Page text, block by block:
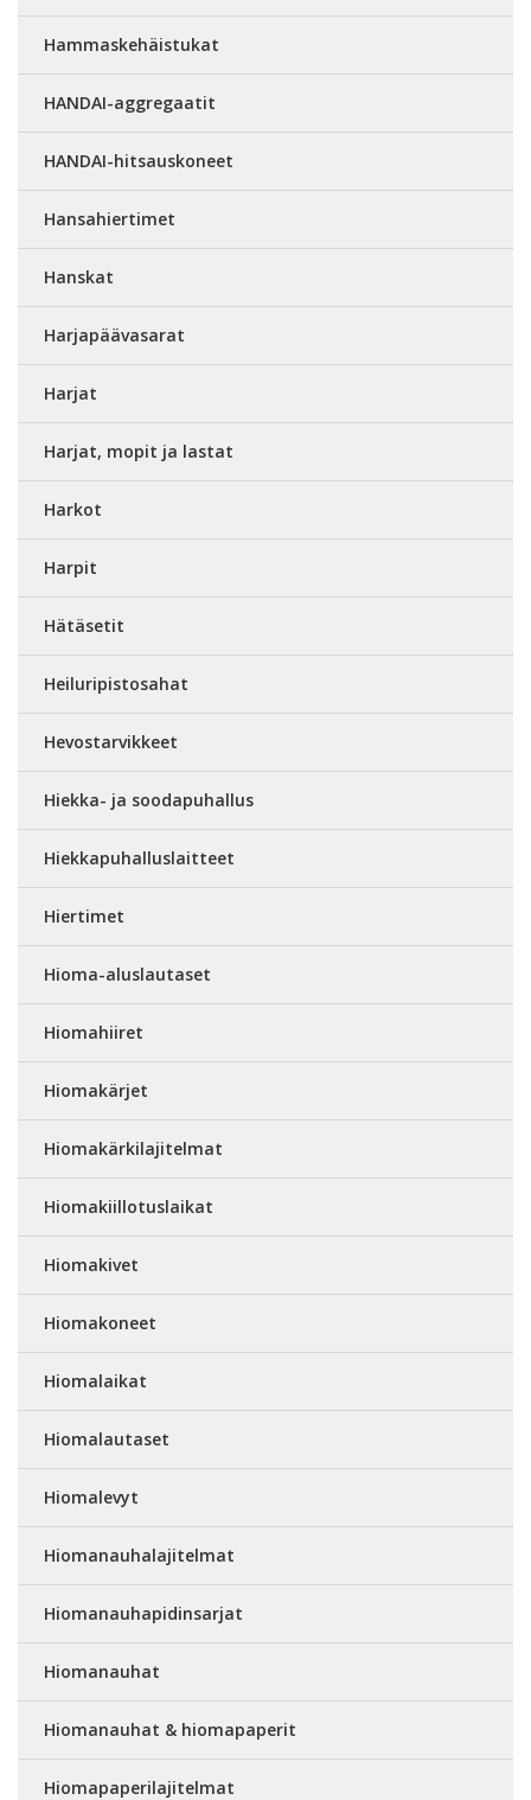
Hammaskehäistukat
HANDAI-aggregaatit
HANDAI-hitsauskoneet
Hansahiertimet
Hanskat
Harjapäävasarat
Harjat
Harjat, mopit ja lastat
Harkot
Harpit
Hätäsetit
Heiluripistosahat
Hevostarvikkeet
Hiekka- ja soodapuhallus
Hiekkapuhalluslaitteet
Hiertimet
Hioma-aluslautaset
Hiomahiiret
Hiomakärjet
Hiomakärkilajitelmat
Hiomakiillotuslaikat
Hiomakivet
Hiomakoneet
Hiomalaikat
Hiomalautaset
Hiomalevyt
Hiomanauhalajitelmat
Hiomanauhapidinsarjat
Hiomanauhat
Hiomanauhat & hiomapaperit
Hiomapaperilajitelmat